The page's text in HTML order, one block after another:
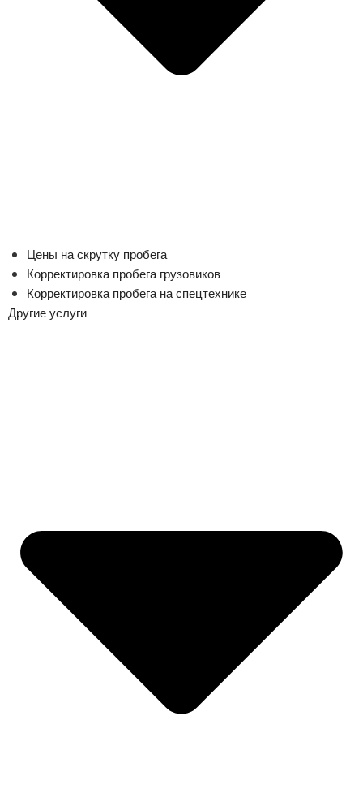
Цены на скрутку пробега
Корректировка пробега грузовиков
Корректировка пробега на спецтехнике
Другие услуги